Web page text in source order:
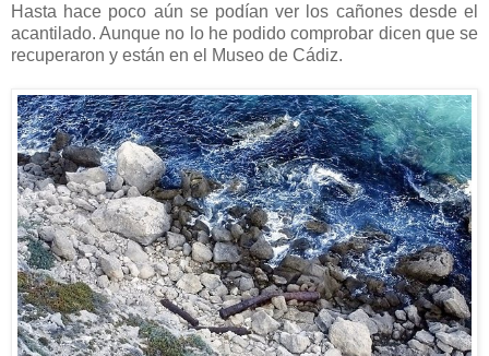
Hasta hace poco aún se podían ver los cañones desde el
acantilado. Aunque no lo he podido comprobar dicen que se
recuperaron y están en el Museo de Cádiz.